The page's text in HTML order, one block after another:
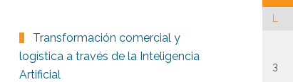
Transformación comercial y
logística a través de la Inteligencia
Artificial
3